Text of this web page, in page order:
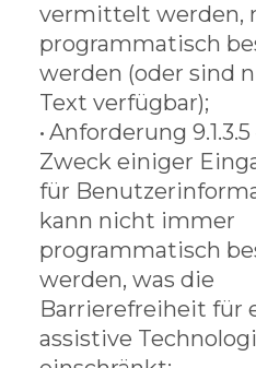
vermittelt werden,
programmatisch
werden (oder sind
Text verfügbar);
• Anforderung 9.1.3.5
Zweck einiger
für
kann nicht immer
programmatisch
werden, was die
Barrierefreiheit für
assistive